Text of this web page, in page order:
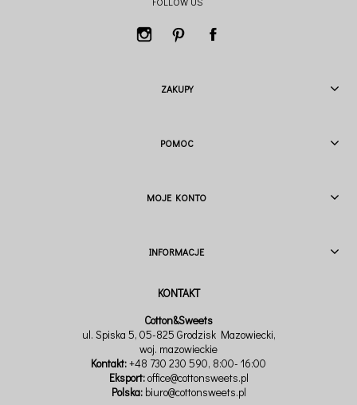
ZAKUPY
POMOC
MOJE KONTO
INFORMACJE
Cotton&Sweets
ul. Spiska 5, 05-825 Grodzisk Mazowiecki,
woj. mazowieckie
Kontakt:+48 730 230 590, 8:00- 16:00
Eksport:office@cottonsweets.pl
Polska: biuro@cottonsweets.pl